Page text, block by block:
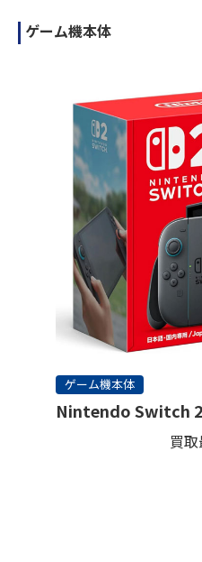
ゲーム機本体
ゲーム機本体
Nintendo Switch
買